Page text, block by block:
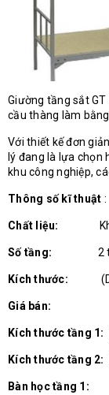
Giường tầng sắt
cầu thàng làm
Với thiết kế đơn
lý đang là lựa chọn
khu công nghiệp,
Thông số kĩ thuật :
Chất liệu:
Số tầng: 2
Kích thước:
Giá bán:
Kích thước tầng 1:
Kích thước tầng 2:
Bàn học tầng 1: